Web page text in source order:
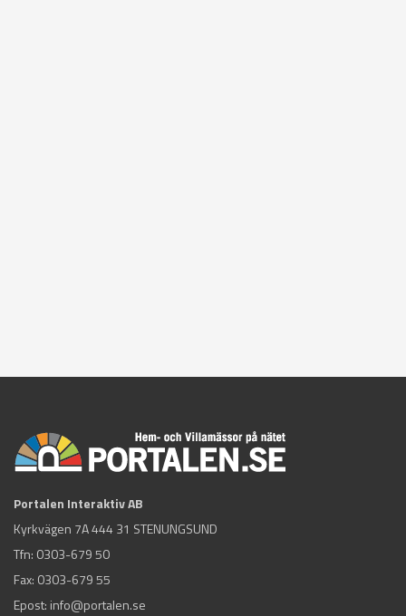
Portalen Interaktiv AB
Kyrkvägen 7A 444 31 STENUNGSUND
Tfn: 0303-679 50
Fax: 0303-679 55
Epost: info@portalen.se